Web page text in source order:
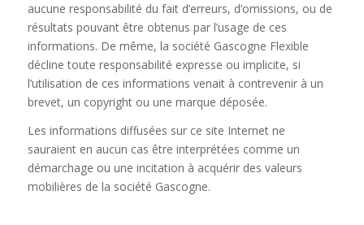
aucune responsabilité du fait d’erreurs, d’omissions, ou de
résultats pouvant être obtenus par l’usage de ces
informations. De même, la société Gascogne Flexible
décline toute responsabilité expresse ou implicite, si
l’utilisation de ces informations venait à contrevenir à un
brevet, un copyright ou une marque déposée.
Les informations diffusées sur ce site Internet ne
sauraient en aucun cas être interprétées comme un
démarchage ou une incitation à acquérir des valeurs
mobilières de la société Gascogne.